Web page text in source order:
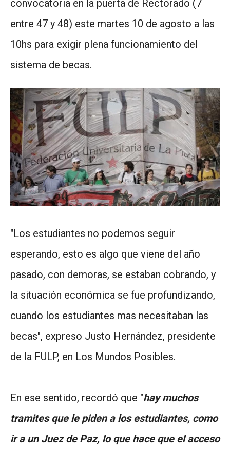
convocatoria en la puerta de Rectorado (7
entre 47 y 48) este martes 10 de agosto a las
10hs para exigir plena funcionamiento del
sistema de becas.
"Los estudiantes no podemos seguir
esperando, esto es algo que viene del año
pasado, con demoras, se estaban cobrando, y
la situación económica se fue profundizando,
cuando los estudiantes mas necesitaban las
becas", expreso Justo Hernández, presidente
de la FULP, en Los Mundos Posibles.
En ese sentido, recordó que "hay muchos
tramites que le piden a los estudiantes, como
ir a un Juez de Paz, lo que hace que el acceso